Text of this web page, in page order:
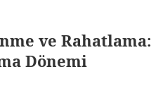
ve
Dönemi